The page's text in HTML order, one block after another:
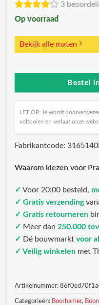
3
Op voorraad
Bekijk alle maten
Bestel
LET OP: Je wordt
voltooien en verlaat onze
Fabrikantcode:
Waarom kiezen voor
✓ Voor 20:00 besteld,
✓ Gratis verzending
✓ Gratis retourneren
✓ Meer dan 250.000
✓ Dé bouwmarkt voor
✓ Veilig winkelen met
Artikelnummer:
Categorieën: Boorhamer,